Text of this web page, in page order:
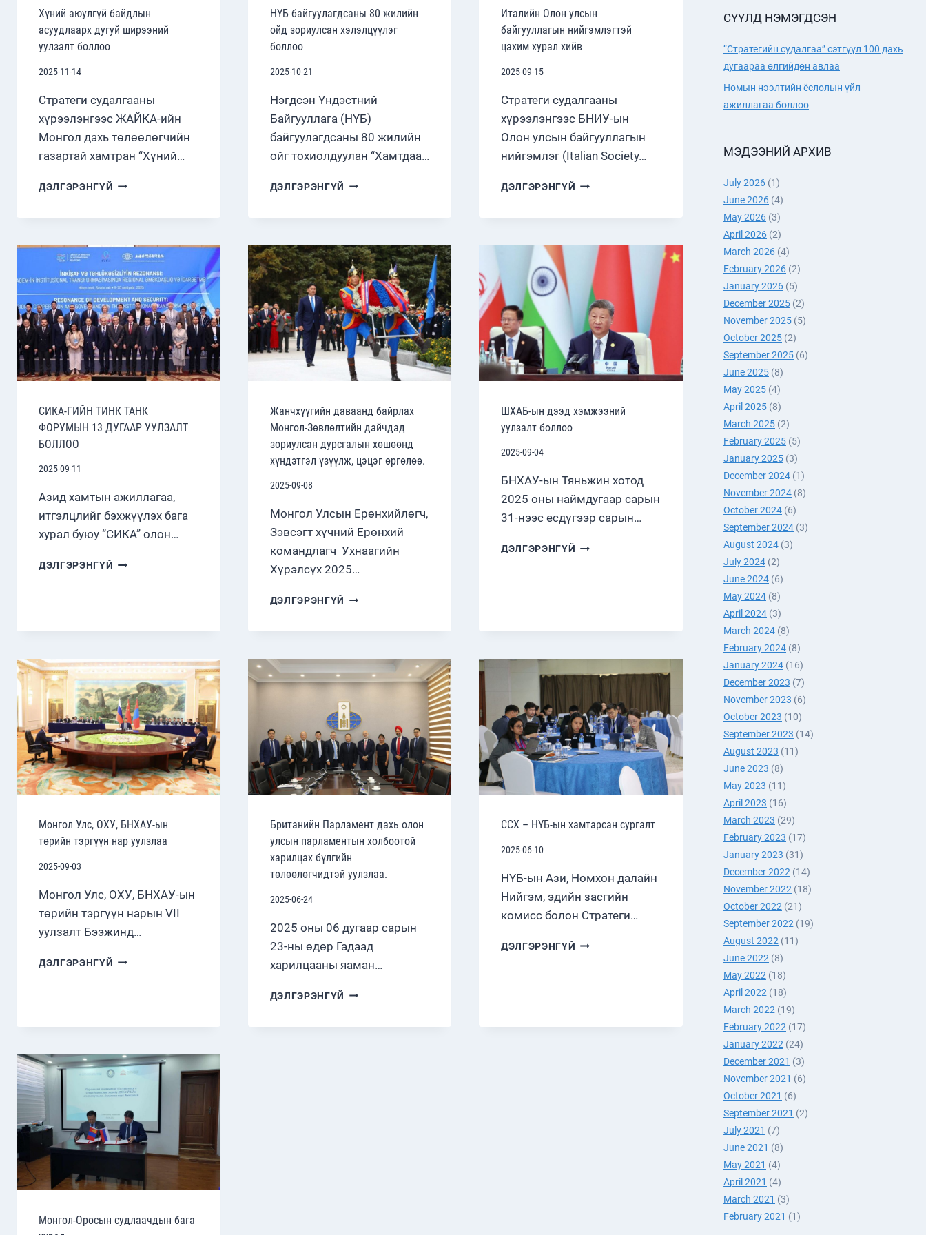
Хүний аюулгүй байдлын
асуудлаарх дугуй ширээний
уулзалт боллоо
2025-11-14
Стратеги судалгааны
хүрээлэнгээс ЖАЙКА-ийн
Монгол дахь төлөөлөгчийн
газартай хамтран “Хүний…
ДЭЛГЭРЭНГҮЙ ХҮНИЙ
ШИРЭЭНИЙ
УУЛЗАЛТ
БОЛЛОО
НҮБ байгуулагдсаны 80 жилийн
ойд зориулсан хэлэлцүүлэг
боллоо
2025-10-21
Нэгдсэн Үндэстний
Байгууллага (НҮБ)
байгуулагдсаны 80 жилийн
ойг тохиолдуулан “Хамтдаа…
ДЭЛГЭРЭНГҮЙ НҮБ
ЗОРИУЛСАН
ХЭЛЭЛЦҮҮЛЭГ
БОЛЛОО
Италийн Олон улсын
байгууллагын нийгэмлэгтэй
цахим хурал хийв
2025-09-15
Стратеги судалгааны
хүрээлэнгээс БНИУ-ын
Олон улсын байгууллагын
нийгэмлэг (Italian Society…
ДЭЛГЭРЭНГҮЙ ИТАЛИЙН
ЦАХИМ
ХУРАЛ
ХИЙВ
CИКA-ГИЙН ТИНК ТАНК
ФОРУМЫН 13 ДУГААР УУЛЗАЛТ
БОЛЛОО
2025-09-11
Азид хамтын ажиллагаа,
итгэлцлийг бэхжүүлэх бага
хурал буюу “CИКA” олон…
ДЭЛГЭРЭНГҮЙ CИКA-
13
УУЛЗАЛТ
БОЛЛОО
Жанчхүүгийн даваанд байрлах
Монгол-Зөвлөлтийн дайчдад
зориулсан дурсгалын хөшөөнд
хүндэтгэл үзүүлж, цэцэг өргөлөө.
2025-09-08
Монгол Улсын Ерөнхийлөгч,
Зэвсэгт хүчний Ерөнхий
командлагч Ухнаагийн
Хүрэлсүх 2025…
ДЭЛГЭРЭНГҮЙ ЖАНЧХҮҮГИЙН
ДАЙЧДАД
ЗОРИУЛСАН
ХӨШӨӨНД
ХҮНДЭТГЭЛ
ҮЗҮҮЛЖ,
ЦЭЦЭГ
ӨРГӨЛӨӨ.
ШХАБ-ын дээд хэмжээний
уулзалт боллоо
2025-09-04
БНХАУ-ын Тяньжин хотод
2025 оны наймдугаар сарын
31-нээс есдүгээр сарын…
ДЭЛГЭРЭНГҮЙ ШХАБ-
Монгол Улс, ОХУ, БНХАУ-ын
төрийн тэргүүн нар уулзлаа
2025-09-03
Монгол Улс, ОХУ, БНХАУ-ын
төрийн тэргүүн нарын VII
уулзалт Бээжинд…
ДЭЛГЭРЭНГҮЙ МОНГОЛ
НАР
УУЛЗЛАА
Британийн Парламент дахь олон
улсын парламентын холбоотой
харилцах бүлгийн
төлөөлөгчидтэй уулзлаа.
2025-06-24
2025 оны 06 дугаар сарын
23-ны өдөр Гадаад
харилцааны яаман…
ДЭЛГЭРЭНГҮЙ БРИТАНИЙН
ССХ – НҮБ-ын хамтарсан сургалт
2025-06-10
НҮБ-ын Ази, Номхон далайн
Нийгэм, эдийн засгийн
комисс болон Стратеги…
ДЭЛГЭРЭНГҮЙ ССХ
Монгол-Оросын судлаачдын бага
СҮҮЛД НЭМЭГДСЭН
“Стратегийн судалгаа” сэтгүүл 100 дахь
дугаараа өлгийдөн авлаа
Номын нээлтийн ёслолын үйл
ажиллагаа боллоо
МЭДЭЭНИЙ АРХИВ
July 2026 (1)
June 2026 (4)
May 2026 (3)
April 2026 (2)
March 2026 (4)
February 2026 (2)
January 2026 (5)
December 2025 (2)
November 2025 (5)
October 2025 (2)
September 2025 (6)
June 2025 (8)
May 2025 (4)
April 2025 (8)
March 2025 (2)
February 2025 (5)
January 2025 (3)
December 2024 (1)
November 2024 (8)
October 2024 (6)
September 2024 (3)
August 2024 (3)
July 2024 (2)
June 2024 (6)
May 2024 (8)
April 2024 (3)
March 2024 (8)
February 2024 (8)
January 2024 (16)
December 2023 (7)
November 2023 (6)
October 2023 (10)
September 2023 (14)
August 2023 (11)
June 2023 (8)
May 2023 (11)
April 2023 (16)
March 2023 (29)
February 2023 (17)
January 2023 (31)
December 2022 (14)
November 2022 (18)
October 2022 (21)
September 2022 (19)
August 2022 (11)
June 2022 (8)
May 2022 (18)
April 2022 (18)
March 2022 (19)
February 2022 (17)
January 2022 (24)
December 2021 (3)
November 2021 (6)
October 2021 (6)
September 2021 (2)
July 2021 (7)
June 2021 (8)
May 2021 (4)
April 2021 (4)
March 2021 (3)
February 2021 (1)